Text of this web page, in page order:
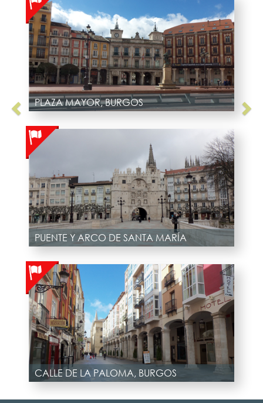
PLAZA MAYOR, BURGOS
PUENTE Y ARCO DE SANTA MARÍA
CALLE DE LA PALOMA, BURGOS